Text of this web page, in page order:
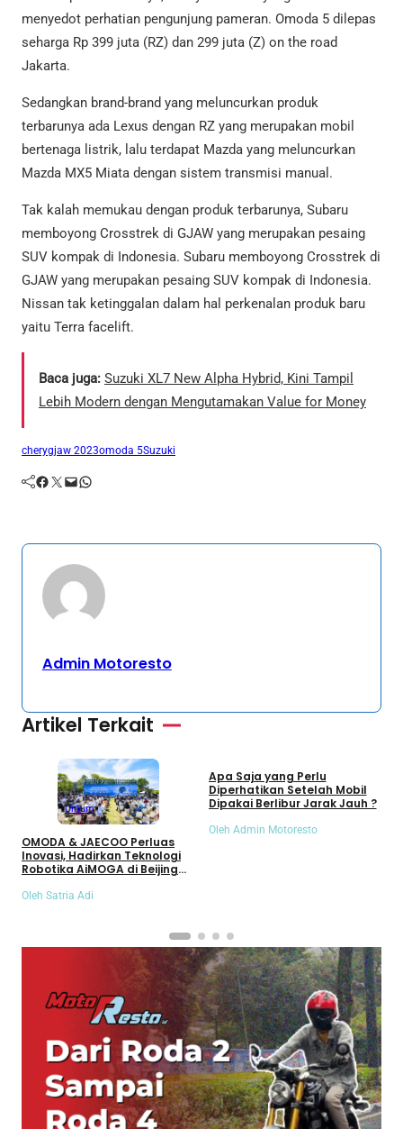
menyedot perhatian pengunjung pameran. Omoda 5 dilepas
seharga Rp 399 juta (RZ) dan 299 juta (Z) on the road
Jakarta.
Sedangkan brand-brand yang meluncurkan produk
terbarunya ada Lexus dengan RZ yang merupakan mobil
bertenaga listrik, lalu terdapat Mazda yang meluncurkan
Mazda MX5 Miata dengan sistem transmisi manual.
Tak kalah memukau dengan produk terbarunya, Subaru
memboyong Crosstrek di GJAW yang merupakan pesaing
SUV kompak di Indonesia. Subaru memboyong Crosstrek di
GJAW yang merupakan pesaing SUV kompak di Indonesia.
Nissan tak ketinggalan dalam hal perkenalan produk baru
yaitu Terra facelift.
Baca juga: Suzuki XL7 New Alpha Hybrid, Kini Tampil
Lebih Modern dengan Mengutamakan Value for Money
cherygjaw 2023omoda 5Suzuki
Facebook Twitter Mail WhatsApp
Admin Motoresto
Artikel Terkait
Umum
OMODA & JAECOO Perluas
Inovasi, Hadirkan Teknologi
Robotika AiMOGA di Beijing
Oleh Satria Adi
Apa Saja yang Perlu
Diperhatikan Setelah Mobil
Dipakai Berlibur Jarak Jauh ?
Oleh Admin Motoresto